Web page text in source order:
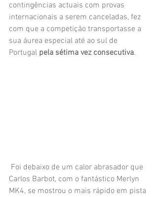
contingências actuais com provas
internacionais a serem canceladas, fez
com que a competição transportasse a
sua áurea especial até ao sul de
Portugal pela sétima vez consecutiva.
Carlos Barbot, com o fantástico Merlyn
MK4, se mostrou o mais rápido em pista